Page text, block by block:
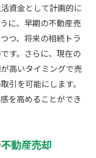
資金として計画的に
に、早期の不動産売
つ、将来の相続トラ
す。さらに、現在の
高いタイミングで売
引を可能にします。
を高めることができ
動産売却